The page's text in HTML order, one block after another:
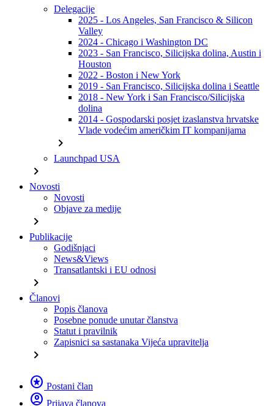
Delegacije
2025 - Los Angeles, San Francisco & Silicon
Valley
2024 - Chicago i Washington DC
2023 - San Francisco, Silicijska dolina, Austin i
Houston
2022 - Boston i New York
2019 - San Francisco, Silicijska dolina i Seattle
2018 - New York i San Francisco/Silicijska
dolina
2014 - Gospodarski posjet izaslanstva hrvatske
Vlade vodećim američkim IT kompanijama
chevron_right
Launchpad USA
chevron_right
Novosti
Novosti
Objave za medije
chevron_right
Publikacije
Godišnjaci
News&Views
Transatlantski i EU odnosi
chevron_right
Članovi
Popis članova
Posebne ponude unutar članstva
Statut i pravilnik
Zapisnici sa sastanaka Vijeća upravitelja
chevron_right
stars Postani član
account_circle Prijava članova